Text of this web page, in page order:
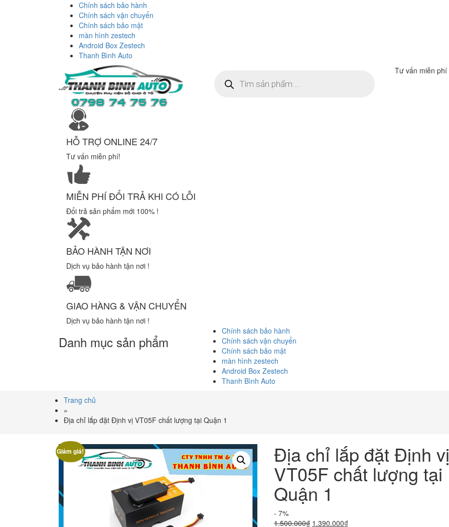
Chính sách bảo hành
Chính sách vận chuyển
Chính sách bảo mật
màn hình zestech
Android Box Zestech
Thanh Bình Auto
kiếm
sản
Tư vấn miễn phí
HỖ TRỢ ONLINE 24/7
Tư vấn miễn phí!
MIỄN PHÍ ĐỔI TRẢ KHI CÓ LỖI
Đổi trả sản phẩm mới 100% !
BẢO HÀNH TẬN NƠI
Dịch vụ bảo hành tận nơi !
GIAO HÀNG & VẬN CHUYỂN
Dịch vụ bảo hành tận nơi !
Danh mục sản phẩm
Chính sách bảo hành
Chính sách vận chuyển
Chính sách bảo mật
màn hình zestech
Android Box Zestech
Thanh Bình Auto
Trang chủ
»
Địa chỉ lắp đặt Định vị VT05F chất lượng tại Quận 1
Giảm giá! Địa chỉ lắp đặt Định vị
VT05F chất lượng tại
Quận 1
- 7%
1.500.000₫ Giá
1.390.000₫Giá